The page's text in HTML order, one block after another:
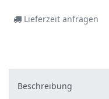
Lieferzeit anfragen
Beschreibung